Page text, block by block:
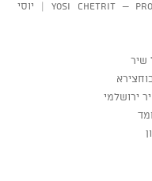
Yosi Chetrit – Production, Synth, Percussion, Vocals | יוסי